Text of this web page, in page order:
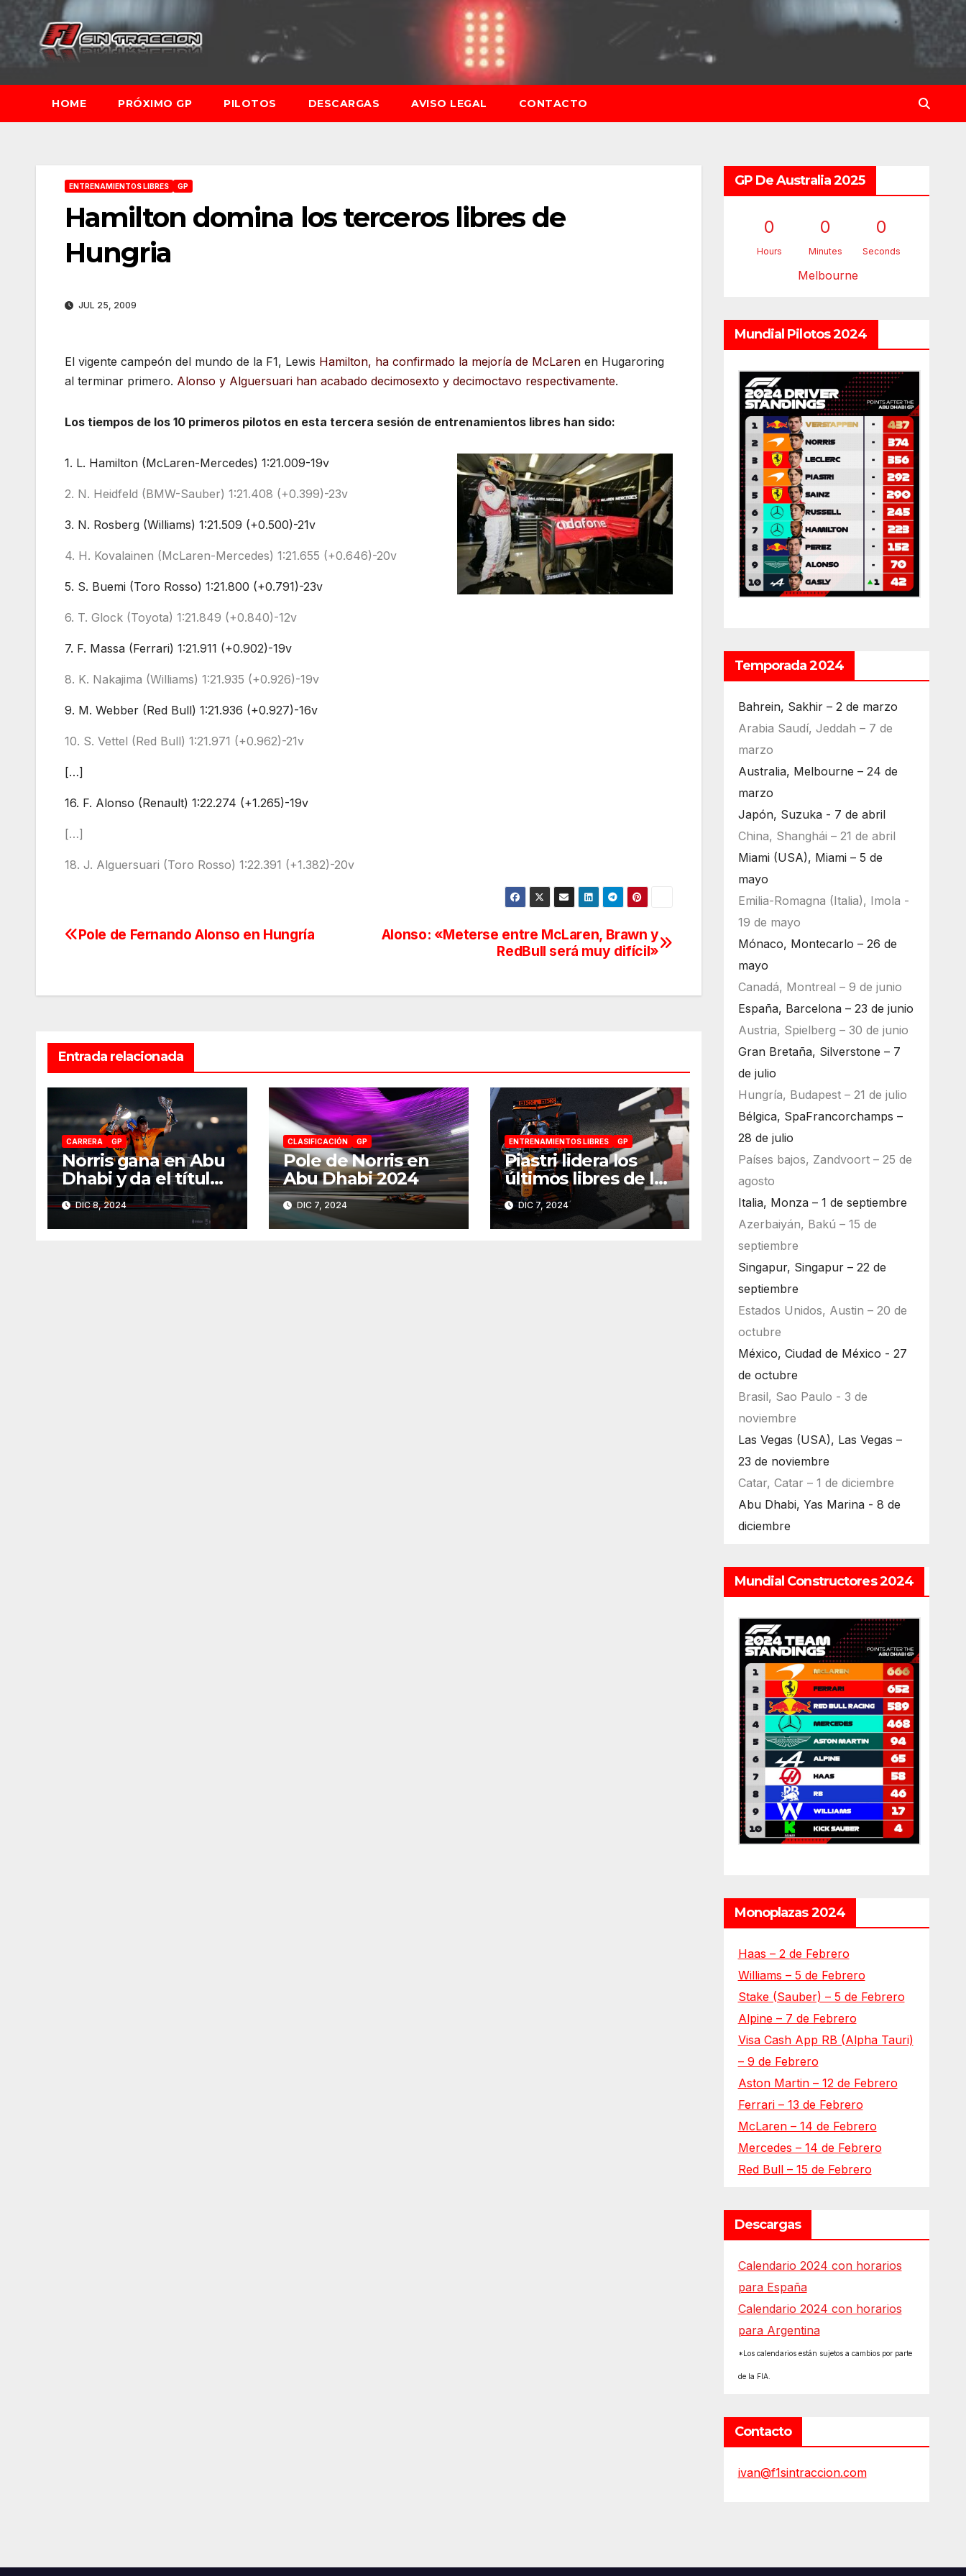
Saltar
contenido
HOME PRÓXIMO GP PILOTOS DESCARGAS AVISO LEGAL CONTACTO
ENTRENAMIENTOS LIBRES GP
Hamilton domina los terceros libres de
Hungria
JUL 25, 2009
El vigente campeón del mundo de la F1, Lewis Hamilton, ha confirmado la mejoría de McLaren en Hugaroring
al terminar primero. Alonso y Alguersuari han acabado decimosexto y decimoctavo respectivamente.
Los tiempos de los 10 primeros pilotos en esta tercera sesión de entrenamientos libres han sido:
1. L. Hamilton (McLaren-Mercedes) 1:21.009-19v
2. N. Heidfeld (BMW-Sauber) 1:21.408 (+0.399)-23v
3. N. Rosberg (Williams) 1:21.509 (+0.500)-21v
4. H. Kovalainen (McLaren-Mercedes) 1:21.655 (+0.646)-20v
5. S. Buemi (Toro Rosso) 1:21.800 (+0.791)-23v
6. T. Glock (Toyota) 1:21.849 (+0.840)-12v
7. F. Massa (Ferrari) 1:21.911 (+0.902)-19v
8. K. Nakajima (Williams) 1:21.935 (+0.926)-19v
9. M. Webber (Red Bull) 1:21.936 (+0.927)-16v
10. S. Vettel (Red Bull) 1:21.971 (+0.962)-21v
[…]
16. F. Alonso (Renault) 1:22.274 (+1.265)-19v
[…]
18. J. Alguersuari (Toro Rosso) 1:22.391 (+1.382)-20v
Navegación
entradas
Alonso: «Meterse entre McLaren, Brawn y
RedBull será muy difícil»
Pole de Fernando Alonso en Hungría
Entrada relacionada
CARRERA GP
Norris gana en Abu
Dhabi y da el título
de Constructores
2024 a McLaren
DIC 8, 2024
CLASIFICACIÓN GP
Pole de Norris en
Abu Dhabi 2024
DIC 7, 2024
ENTRENAMIENTOS LIBRES GP
Piastri lidera los
últimos libres de la
temporada en Abu
Dhabi 2024
DIC 7, 2024
GP De Australia 2025
0
Hours
0
Minutes
0
Seconds
Melbourne
Mundial Pilotos 2024
Temporada 2024
Bahrein, Sakhir – 2 de marzo
Arabia Saudí, Jeddah – 7 de
marzo
Australia, Melbourne – 24 de
marzo
Japón, Suzuka - 7 de abril
China, Shanghái – 21 de abril
Miami (USA), Miami – 5 de
mayo
Emilia-Romagna (Italia), Imola -
19 de mayo
Mónaco, Montecarlo – 26 de
mayo
Canadá, Montreal – 9 de junio
España, Barcelona – 23 de junio
Austria, Spielberg – 30 de junio
Gran Bretaña, Silverstone – 7
de julio
Hungría, Budapest – 21 de julio
Bélgica, SpaFrancorchamps –
28 de julio
Países bajos, Zandvoort – 25 de
agosto
Italia, Monza – 1 de septiembre
Azerbaiyán, Bakú – 15 de
septiembre
Singapur, Singapur – 22 de
septiembre
Estados Unidos, Austin – 20 de
octubre
México, Ciudad de México - 27
de octubre
Brasil, Sao Paulo - 3 de
noviembre
Las Vegas (USA), Las Vegas –
23 de noviembre
Catar, Catar – 1 de diciembre
Abu Dhabi, Yas Marina - 8 de
diciembre
Mundial Constructores 2024
Monoplazas 2024
Haas – 2 de Febrero
Williams – 5 de Febrero
Stake (Sauber) – 5 de Febrero
Alpine – 7 de Febrero
Visa Cash App RB (Alpha Tauri)
– 9 de Febrero
Aston Martin – 12 de Febrero
Ferrari – 13 de Febrero
McLaren – 14 de Febrero
Mercedes – 14 de Febrero
Red Bull – 15 de Febrero
Descargas
Calendario 2024 con horarios
para España
Calendario 2024 con horarios
para Argentina
*Los calendarios están sujetos a cambios por parte
de la FIA.
Contacto
ivan@f1sintraccion.com